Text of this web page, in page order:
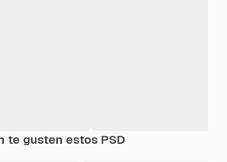
te gusten estos PSD